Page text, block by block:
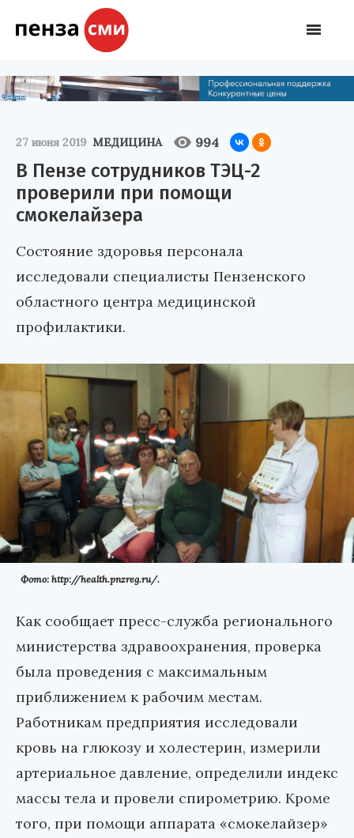
27 июня 2019 МЕДИЦИНА 994
В Пензе сотрудников ТЭЦ-2
проверили при помощи
смокелайзера
Состояние здоровья персонала
исследовали специалисты Пензенского
областного центра медицинской
профилактики.
Фото: http://health.pnzreg.ru/.
Как сообщает пресс-служба регионального
министерства здравоохранения, проверка
была проведения с максимальным
приближением к рабочим местам.
Работникам предприятия исследовали
кровь на глюкозу и холестерин, измерили
артериальное давление, определили индекс
массы тела и провели спирометрию. Кроме
того, при помощи аппарата «смокелайзер»